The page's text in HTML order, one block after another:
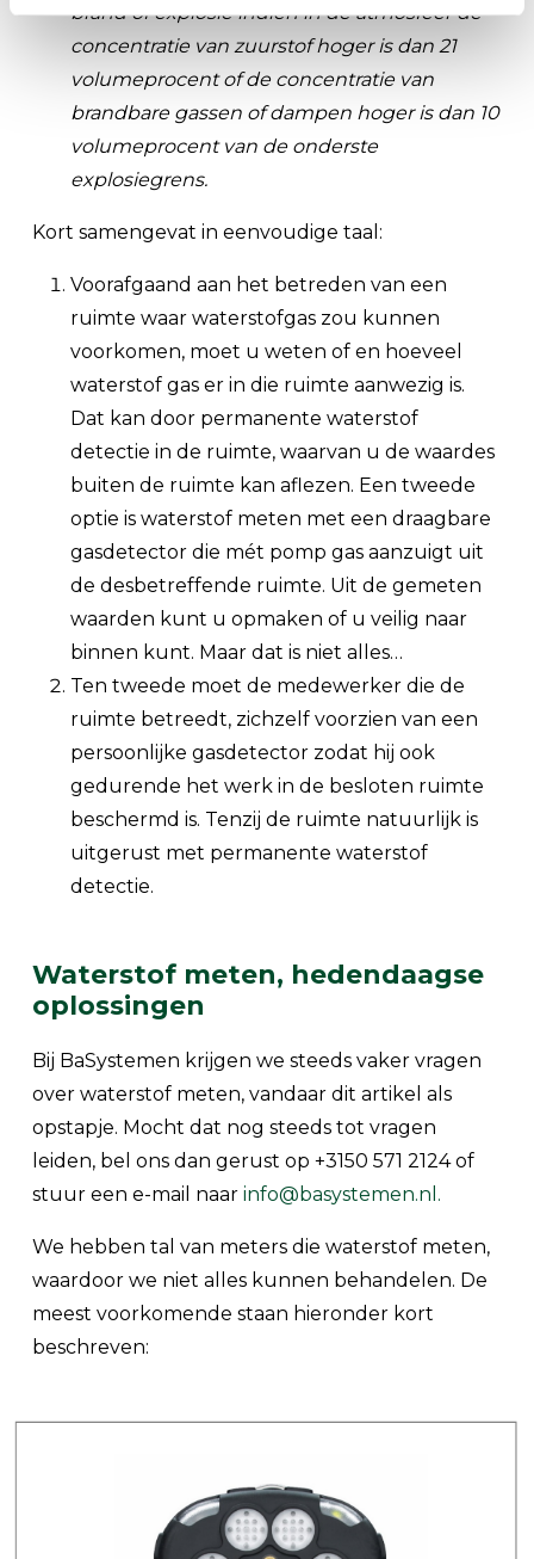
brand of explosie indien in de atmosfeer de
concentratie van zuurstof hoger is dan 21
volumeprocent of de concentratie van
brandbare gassen of dampen hoger is dan 10
volumeprocent van de onderste
explosiegrens.
Kort samengevat in eenvoudige taal:
Voorafgaand aan het betreden van een
ruimte waar waterstofgas zou kunnen
voorkomen, moet u weten of en hoeveel
waterstof gas er in die ruimte aanwezig is.
Dat kan door permanente waterstof
detectie in de ruimte, waarvan u de waardes
buiten de ruimte kan aflezen. Een tweede
optie is waterstof meten met een draagbare
gasdetector die mét pomp gas aanzuigt uit
de desbetreffende ruimte. Uit de gemeten
waarden kunt u opmaken of u veilig naar
binnen kunt. Maar dat is niet alles…
Ten tweede moet de medewerker die de
ruimte betreedt, zichzelf voorzien van een
persoonlijke gasdetector zodat hij ook
gedurende het werk in de besloten ruimte
beschermd is. Tenzij de ruimte natuurlijk is
uitgerust met permanente waterstof
detectie.
Waterstof meten, hedendaagse
oplossingen
Bij BaSystemen krijgen we steeds vaker vragen
over waterstof meten, vandaar dit artikel als
opstapje. Mocht dat nog steeds tot vragen
leiden, bel ons dan gerust op +3150 571 2124 of
stuur een e-mail naar info@basystemen.nl.
We hebben tal van meters die waterstof meten,
waardoor we niet alles kunnen behandelen. De
meest voorkomende staan hieronder kort
beschreven: